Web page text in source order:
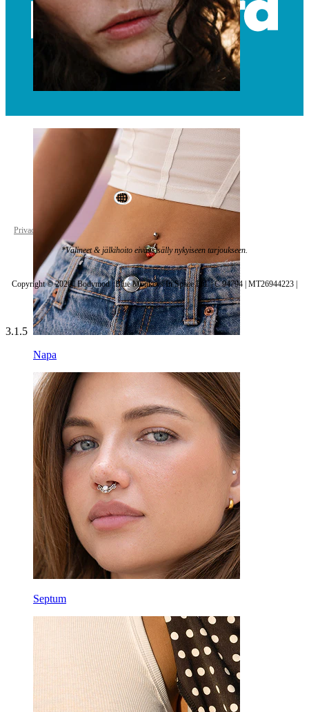
Napa
Septum
World Wide
Privacy policy Cookie settings
*Välineet & jälkihoito eivät sisälly nykyiseen tarjoukseen.
Copyright © 2026 | Bodymod | Blue Monkeys In Space Ltd. | C 94794 | MT26944223 |
3.1.5